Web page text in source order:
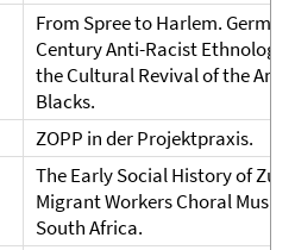
From Spree to Harlem.
Century Anti-Racist Ethnology
the Cultural Revival of the
Blacks.
ZOPP in der Projektpraxis.
The Early Social History of Zulu
Migrant Workers Choral Musik
South Africa.